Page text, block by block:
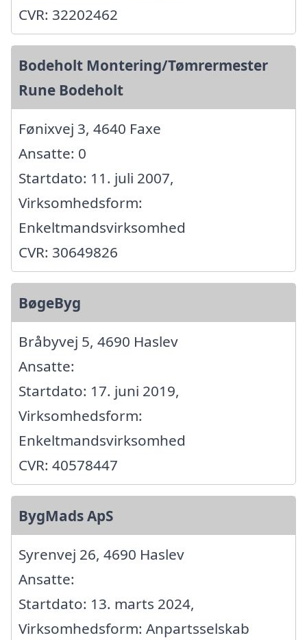
CVR: 32202462
Bodeholt Montering/Tømrermester
Rune Bodeholt
Fønixvej 3, 4640 Faxe
Ansatte: 0
Startdato: 11. juli 2007,
Virksomhedsform:
Enkeltmandsvirksomhed
CVR: 30649826
BøgeByg
Bråbyvej 5, 4690 Haslev
Ansatte:
Startdato: 17. juni 2019,
Virksomhedsform:
Enkeltmandsvirksomhed
CVR: 40578447
BygMads ApS
Syrenvej 26, 4690 Haslev
Ansatte:
Startdato: 13. marts 2024,
Virksomhedsform: Anpartsselskab